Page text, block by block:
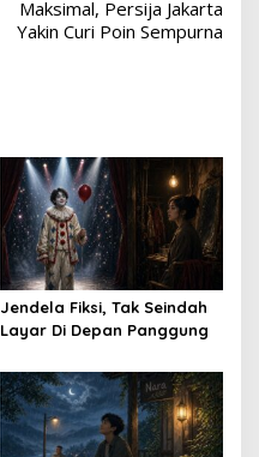
Maksimal, Persija Jakarta
Yakin Curi Poin Sempurna
Jendela Fiksi, Tak Seindah
Layar Di Depan Panggung